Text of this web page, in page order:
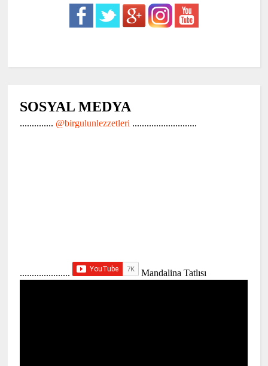
SOSYAL MEDYA
.............. @birgulunlezzetleri ...........................
..................... Mandalina Tatlısı